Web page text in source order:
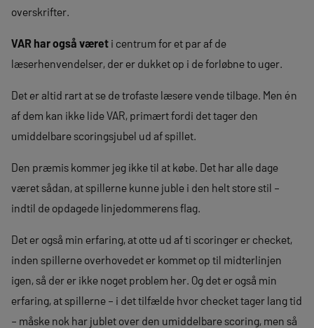
overskrifter.
VAR har også været i centrum for et par af de
læserhenvendelser, der er dukket op i de forløbne to uger.
Det er altid rart at se de trofaste læsere vende tilbage. Men én
af dem kan ikke lide VAR, primært fordi det tager den
umiddelbare scoringsjubel ud af spillet.
Den præmis kommer jeg ikke til at købe. Det har alle dage
været sådan, at spillerne kunne juble i den helt store stil –
indtil de opdagede linjedommerens flag.
Det er også min erfaring, at otte ud af ti scoringer er checket,
inden spillerne overhovedet er kommet op til midterlinjen
igen, så der er ikke noget problem her. Og det er også min
erfaring, at spillerne – i det tilfælde hvor checket tager lang tid
– måske nok har jublet over den umiddelbare scoring, men så